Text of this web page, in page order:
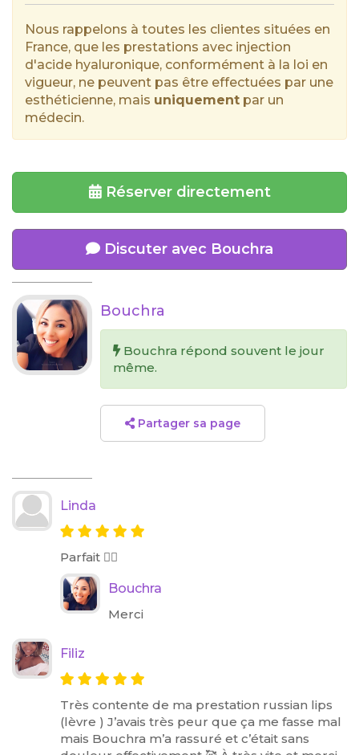
Nous rappelons à toutes les clientes situées en
France, que les prestations avec injection
d'acide hyaluronique, conformément à la loi en
vigueur, ne peuvent pas être effectuées par une
esthéticienne, mais uniquement par un
médecin.
Réserver directement
Discuter avec Bouchra
Bouchra
Bouchra répond souvent le jour
même.
Partager sa page
Linda
Parfait 👍🏼
Bouchra
Merci
Filiz
Très contente de ma prestation russian lips
(lèvre ) J’avais très peur que ça me fasse mal
mais Bouchra m’a rassuré et c’était sans